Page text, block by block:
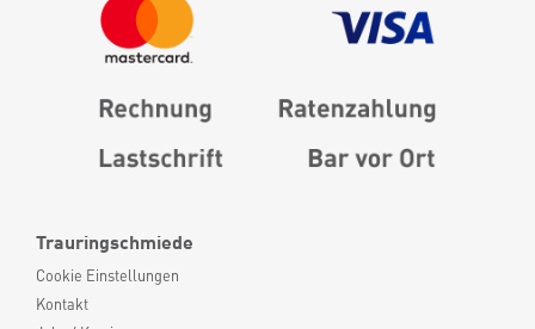
Trauringschmiede
Cookie Einstellungen
Kontakt